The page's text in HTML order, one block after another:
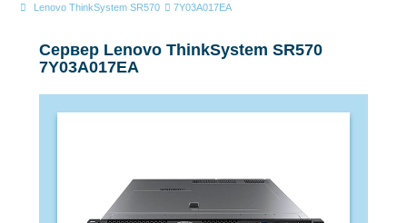
Lenovo ThinkSystem SR570
7Y03A017EA
Сервер Lenovo ThinkSystem SR570
7Y03A017EA